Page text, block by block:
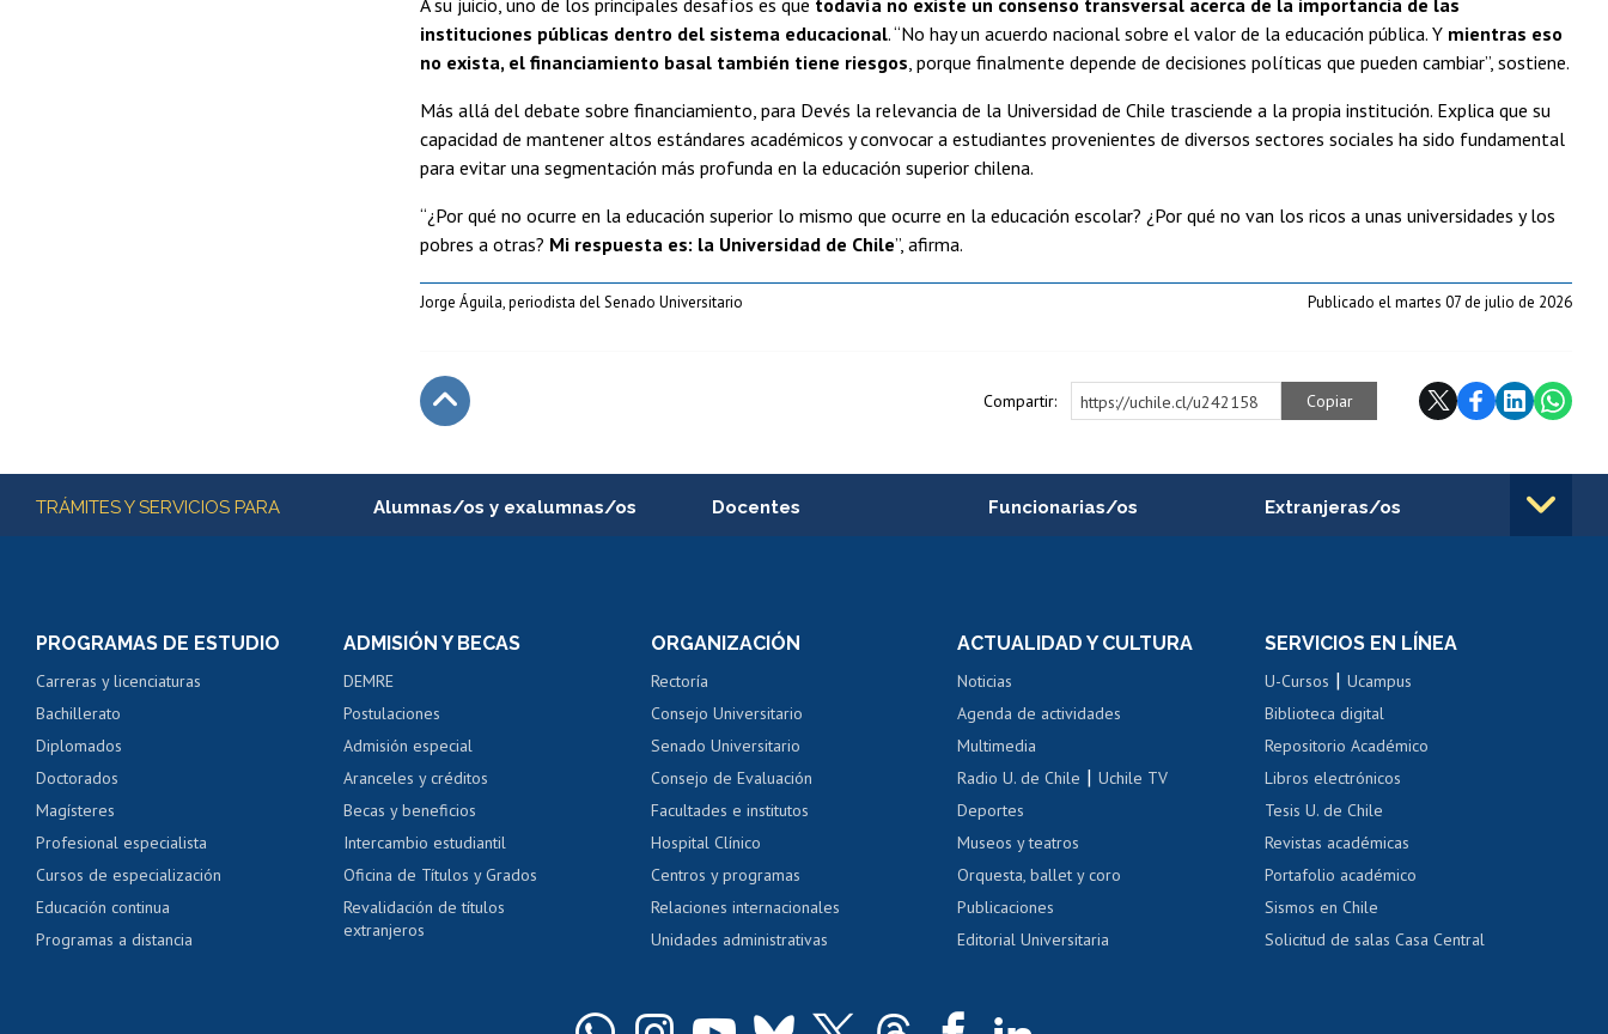
instituciones públicas dentro del sistema educacional. “No hay un acuerdo nacional sobre el valor de la educación pública. Y mientras eso
no exista, el financiamiento basal también tiene riesgos , porque finalmente depende de decisiones políticas que pueden cambiar”, sostiene.
Más allá del debate sobre financiamiento, para Devés la relevancia de la Universidad de Chile trasciende a la propia institución. Explica que su
capacidad de mantener altos estándares académicos y convocar a estudiantes provenientes de diversos sectores sociales ha sido fundamental
para evitar una segmentación más profunda en la educación superior chilena.
“¿Por qué no ocurre en la educación superior lo mismo que ocurre en la educación escolar? ¿Por qué no van los ricos a unas universidades y los
pobres a otras? Mi respuesta es: la Universidad de Chile”, afirma.
Jorge Águila, periodista del Senado Universitario Publicado el martes 07 de julio de 2026
Compartir: https://uchile.cl/u242158 Copiar
Más información
TRÁMITES Y SERVICIOS PARA Alumnas/os y exalumnas/os
Consulta y certificado de notas
Servicio médico y dental
Pago de arancel y crédito alumnos
Pago de arancel y crédito exalumnos
Certificado de títulos y grados
Docentes
Perfeccionamiento
Evaluación docente
Calificación académica
Postulación al AUCAI
Funcionarias/os
Portal de movilidad interna
Certificado de renta
Certificado de renta
Gestión de correo uchile
Extranjeras/os
Movilidad Estudiantil
Cursos de español
Acoso laboral, sexual y violencia
PROGRAMAS DE ESTUDIO
Carreras y licenciaturas
Bachillerato
Diplomados
Doctorados
Magísteres
Profesional especialista
Cursos de especialización
Educación continua
Programas a distancia
ADMISIÓN Y BECAS
DEMRE
Postulaciones
Admisión especial
Aranceles y créditos
Becas y beneficios
Intercambio estudiantil
Oficina de Títulos y Grados
Revalidación de títulos
extranjeros
ORGANIZACIÓN
Rectoría
Consejo Universitario
Senado Universitario
Consejo de Evaluación
Facultades e institutos
Hospital Clínico
Centros y programas
Relaciones internacionales
Unidades administrativas
ACTUALIDAD Y CULTURA
Noticias
Agenda de actividades
Multimedia
Radio U. de Chile |Uchile TV
Deportes
Museos y teatros
Orquesta, ballet y coro
Publicaciones
Editorial Universitaria
SERVICIOS EN LÍNEA
U-Cursos |Ucampus
Biblioteca digital
Repositorio Académico
Libros electrónicos
Tesis U. de Chile
Revistas académicas
Portafolio académico
Sismos en Chile
Solicitud de salas Casa Central